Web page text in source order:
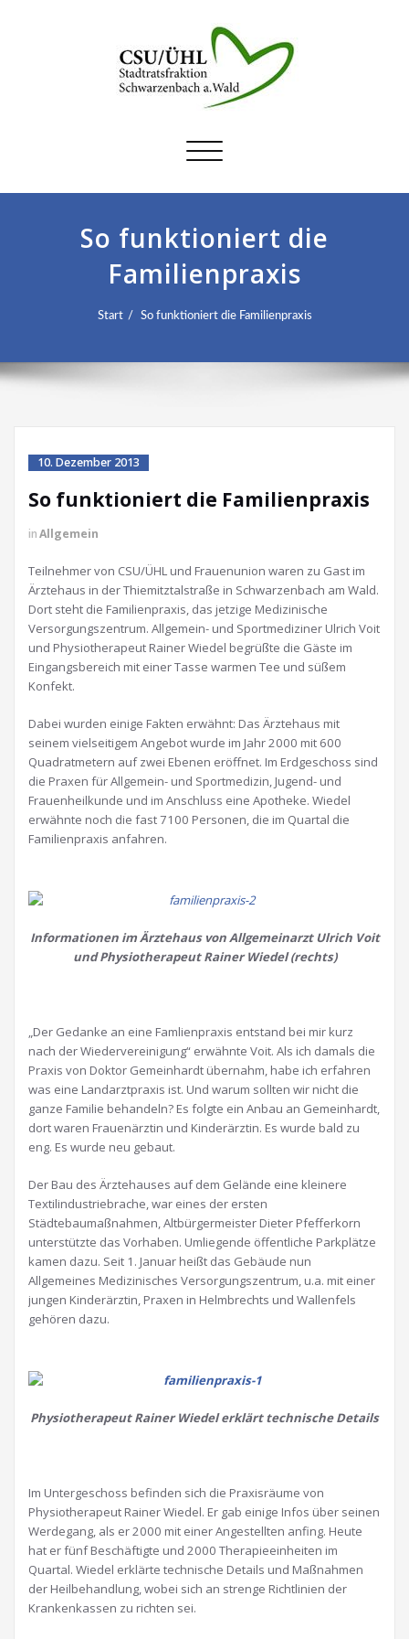
Schalte
So funktioniert die
Familienpraxis
Start So funktioniert die Familienpraxis
10. Dezember 2013
So funktioniert die Familienpraxis
inAllgemein
Teilnehmer von CSU/ÜHL und Frauenunion waren zu Gast im
Ärztehaus in der Thiemitztalstraße in Schwarzenbach am Wald.
Dort steht die Familienpraxis, das jetzige Medizinische
Versorgungszentrum. Allgemein- und Sportmediziner Ulrich Voit
und Physiotherapeut Rainer Wiedel begrüßte die Gäste im
Eingangsbereich mit einer Tasse warmen Tee und süßem
Konfekt.
Dabei wurden einige Fakten erwähnt: Das Ärztehaus mit
seinem vielseitigem Angebot wurde im Jahr 2000 mit 600
Quadratmetern auf zwei Ebenen eröffnet. Im Erdgeschoss sind
die Praxen für Allgemein- und Sportmedizin, Jugend- und
Frauenheilkunde und im Anschluss eine Apotheke. Wiedel
erwähnte noch die fast 7100 Personen, die im Quartal die
Familienpraxis anfahren.
Informationen im Ärztehaus von Allgemeinarzt Ulrich Voit
und Physiotherapeut Rainer Wiedel (rechts)
„Der Gedanke an eine Famlienpraxis entstand bei mir kurz
nach der Wiedervereinigung“ erwähnte Voit. Als ich damals die
Praxis von Doktor Gemeinhardt übernahm, habe ich erfahren
was eine Landarztpraxis ist. Und warum sollten wir nicht die
ganze Familie behandeln? Es folgte ein Anbau an Gemeinhardt,
dort waren Frauenärztin und Kinderärztin. Es wurde bald zu
eng. Es wurde neu gebaut.
Der Bau des Ärztehauses auf dem Gelände eine kleinere
Textilindustriebrache, war eines der ersten
Städtebaumaßnahmen, Altbürgermeister Dieter Pfefferkorn
unterstützte das Vorhaben. Umliegende öffentliche Parkplätze
kamen dazu. Seit 1. Januar heißt das Gebäude nun
Allgemeines Medizinisches Versorgungszentrum, u.a. mit einer
jungen Kinderärztin, Praxen in Helmbrechts und Wallenfels
gehören dazu.
Physiotherapeut Rainer Wiedel erklärt technische Details
Im Untergeschoss befinden sich die Praxisräume von
Physiotherapeut Rainer Wiedel. Er gab einige Infos über seinen
Werdegang, als er 2000 mit einer Angestellten anfing. Heute
hat er fünf Beschäftigte und 2000 Therapieeinheiten im
Quartal. Wiedel erklärte technische Details und Maßnahmen
der Heilbehandlung, wobei sich an strenge Richtlinien der
Krankenkassen zu richten sei.